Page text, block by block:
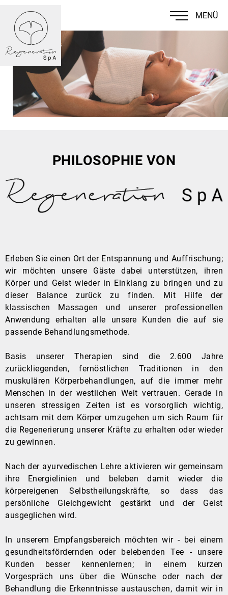
MENÜ
PHILOSOPHIE VON
Erleben Sie einen Ort der Entspannung und Auffrischung;
wir möchten unsere Gäste dabei unterstützen, ihren
Körper und Geist wieder in Einklang zu bringen und zu
dieser Balance zurück zu finden. Mit Hilfe der
klassischen Massagen und unserer professionellen
Anwendung erhalten alle unsere Kunden die auf sie
passende Be­handlungsmethode.
Basis unserer Therapien sind die 2.600 Jahre
zurückliegenden, fernöstlichen Traditionen in den
muskulären Körperbehandlungen, auf die immer mehr
Menschen in der westlichen Welt vertrauen. Gerade in
unseren stressigen Zeiten ist es vorsorglich wichtig,
achtsam mit dem Körper umzugehen um sich Raum für
die Re­generierung unserer Kräfte zu erhalten oder wieder
zu gewinnen.
Nach der ayurvedischen Lehre aktivieren wir gemeinsam
ihre Energielinien und beleben damit wieder die
körpereigenen Selbstheilungskräfte, so dass das
persönliche Gleichgewicht gestärkt und der Geist
ausgeglichen wird.
In unserem Empfangsbereich möchten wir - bei einem
gesundheitsfördernden oder belebenden Tee - unsere
Kunden besser kennen­lernen; in einem kurzen
Vorgespräch uns über die Wünsche oder nach der
Behandlung die Erkenntnisse austauschen, damit wir in